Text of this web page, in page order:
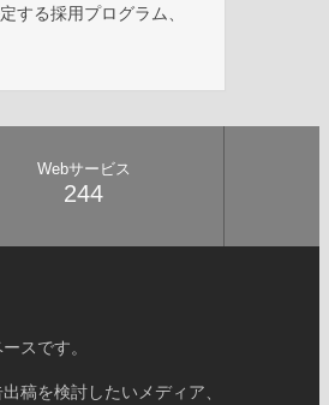
する採用プログラム、
Webサービス
244
スです。
稿を検討したいメディア、